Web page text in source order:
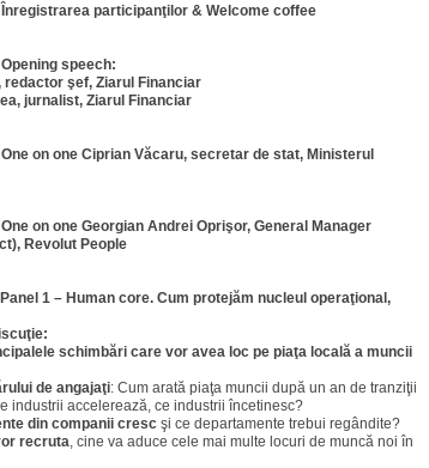
participanţilor & Welcome coffee
speech:
redactor şef, Ziarul Financiar
jurnalist, Ziarul Financiar
One on one Ciprian Văcaru, secretar de stat, Ministerul
on one Georgian Andrei Oprişor, General Manager
Revolut People
1 – Human core. Cum protejăm nucleul operaţional,
schimbări care vor avea loc pe piaţa locală a muncii
de angajaţi: Cum arată piaţa muncii după un an de tranziţii
industrii accelerează, ce industrii încetinesc?
din companii cresc şi ce departamente trebui regândite?
recruta, cine va aduce cele mai multe locuri de muncă noi în